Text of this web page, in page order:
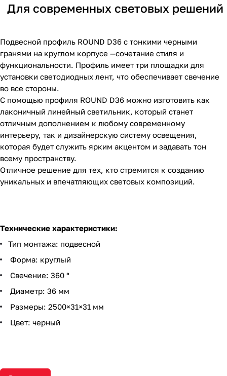
Для современных световых решений
Подвесной профиль ROUND D36 с тонкими черными
гранями на круглом корпусе —сочетание стиля и
функциональности. Профиль имеет три площадки для
установки светодиодных лент, что обеспечивает свечение
во все стороны.
С помощью профиля ROUND D36 можно изготовить как
лаконичный линейный светильник, который станет
отличным дополнением к любому современному
интерьеру, так и дизайнерскую систему освещения,
которая будет служить ярким акцентом и задавать тон
всему пространству.
Отличное решение для тех, кто стремится к созданию
уникальных и впечатляющих световых композиций.
Технические характеристики:
Тип монтажа: подвесной
Форма: круглый
Свечение: 360 °
Диаметр: 36 мм
Размеры: 2500×31×31 мм
Цвет: черный